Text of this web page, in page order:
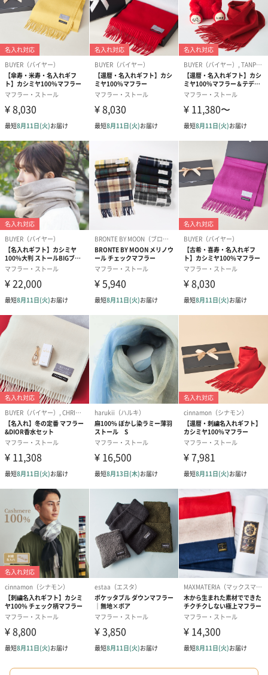
カラーバリエーション
スノーホワイト
一番人気のカラー。年代・性別問わずお使いいただけます。
サクラピンク
桜のように淡く儚いピンクで上品な印象。
カーディナルレッド
質感に合わせて発色にこだわったカーディナルレッドです。
カラーに合わせたパッケージ
重厚感と高級感のある箱で、プレゼントにもピッタリ。
本体色に合わせた3色デザインです。
「NIPLUX（ニップラックス）」
「NIPLUX」毎日の生活に商品をプラスすることで、ちょっとした
幸せを感じてもらう。
すべての人々が「癒し」によって「楽しく・満足を得られる」毎
日を過ごせるように、
少しでも生活にプラスになればという思い、
日本の社会に貢献できればと思いから、商品提供を行っておりま
す。
カシミヤを贅沢に使用した無地マフラー
贅沢な100%カシミヤを使用した無地のマフラー。
16色の豊富なカラーバリエーションと滑らかな手触りが魅力で